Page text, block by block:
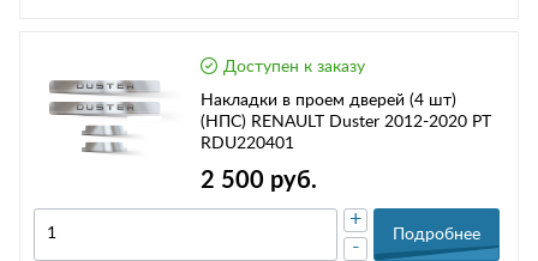
Доступен к заказу
Накладки в проем дверей (4 шт)
(НПС) RENAULT Duster 2012-2020 РТ
RDU220401
2 500 руб.
-
+
Подробнее